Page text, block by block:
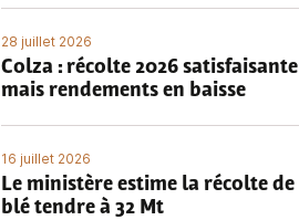
28 juillet 2026
Colza : récolte 2026 satisfaisante
mais rendements en baisse
16 juillet 2026
Le ministère estime la récolte de
blé tendre à 32 Mt